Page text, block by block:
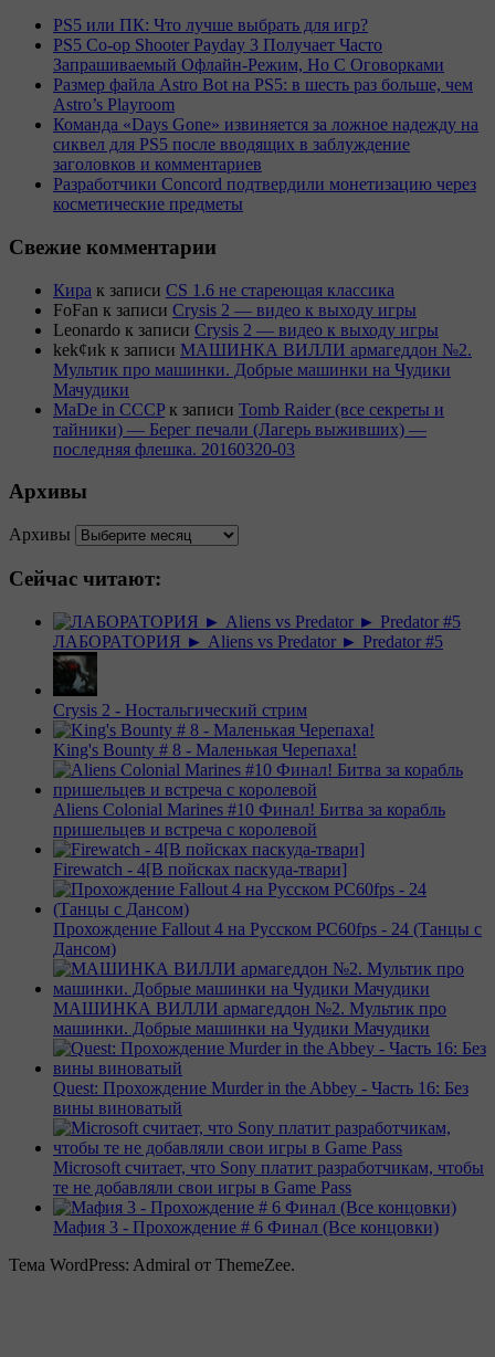
PS5 или ПК: Что лучше выбрать для игр?
PS5 Co-op Shooter Payday 3 Получает Часто
Запрашиваемый Офлайн-Режим, Но С Оговорками
Размер файла Astro Bot на PS5: в шесть раз больше, чем
Astro’s Playroom
Команда «Days Gone» извиняется за ложное надежду на
сиквел для PS5 после вводящих в заблуждение
заголовков и комментариев
Разработчики Concord подтвердили монетизацию через
косметические предметы
Свежие комментарии
Кира к записи CS 1.6 не стареющая классика
FoFan к записи Crysis 2 — видео к выходу игры
Leonardo к записи Crysis 2 — видео к выходу игры
kek¢иk к записи МАШИНКА ВИЛЛИ армагеддон №2.
Мультик про машинки. Добрые машинки на Чудики
Мачудики
MaDe in CCCP к записи Tomb Raider (все секреты и
тайники) — Берег печали (Лагерь выживших) —
последняя флешка. 20160320-03
Архивы
Архивы
Сейчас читают:
ЛАБОРАТОРИЯ ► Aliens vs Predator ► Predator #5
Crysis 2 - Ностальгический стрим
King's Bounty # 8 - Маленькая Черепаха!
Aliens Colonial Marines #10 Финал! Битва за корабль
пришельцев и встреча с королевой
Firewatch - 4[В пойсках паскуда-твари]
Прохождение Fallout 4 на Русском PС60fps - 24 (Танцы с
Дансом)
МАШИНКА ВИЛЛИ армагеддон №2. Мультик про
машинки. Добрые машинки на Чудики Мачудики
Quest: Прохождение Murder in the Abbey - Часть 16: Без
вины виноватый
Microsoft считает, что Sony платит разработчикам, чтобы
те не добавляли свои игры в Game Pass
Мафия 3 - Прохождение # 6 Финал (Все концовки)
Тема WordPress: Admiral от ThemeZee.